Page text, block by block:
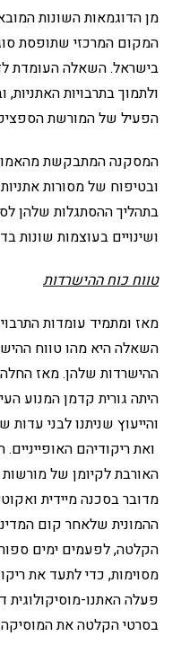
מן הדוגמאות השונות
המקום המרכזי שתופסת
בישראל. השאלה העומדת
ולתמוך בתרבויות
הפעיל של המורשת
המסקנה המתבקשת מהאמור
ובטיפוח של מסורות
בתהליך ההסתגלות שלהן
ושינויים בעוצמות שונות
טווח כוח ההישרדות
מאז ומתמיד עומדות
השאלה היא מהו טווח
ההישרדות שלהן. מאז החלה
היתה גורית קדמן המנוע
והייעוץ שניתנו לבני
ואת ריקודיהם
האורבת לקיומן של
מדובר בסכנה מיידית
ההמונית שלאחר קום
הקלטה, לפעמים ימים
מסוימות, כדי לתעד את
פעלה האתנו-מוסיקולוגית
בסרטי הקלטה את